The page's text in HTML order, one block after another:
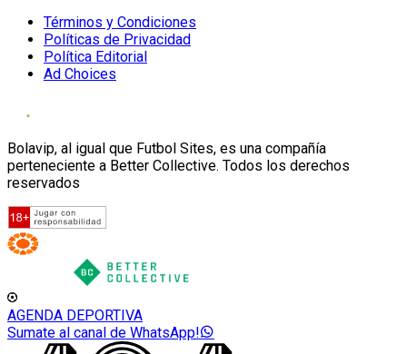
Términos y Condiciones
Políticas de Privacidad
Política Editorial
Ad Choices
Bolavip, al igual que Futbol Sites, es una compañía
perteneciente a Better Collective. Todos los derechos
reservados
AGENDA DEPORTIVA
Sumate al canal de WhatsApp!